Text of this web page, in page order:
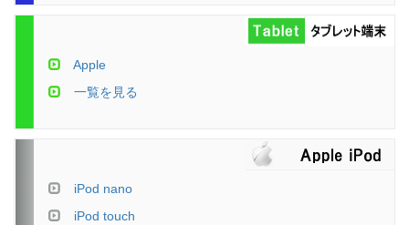
Apple
一覧を見る
iPod nano
iPod touch